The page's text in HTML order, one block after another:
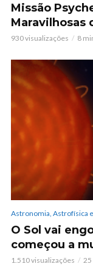
Missão
Maravilhosas
930 visualizações 8
Astronomia, Astrofísica
O Sol vai
começou a
1.510 visualizações 25